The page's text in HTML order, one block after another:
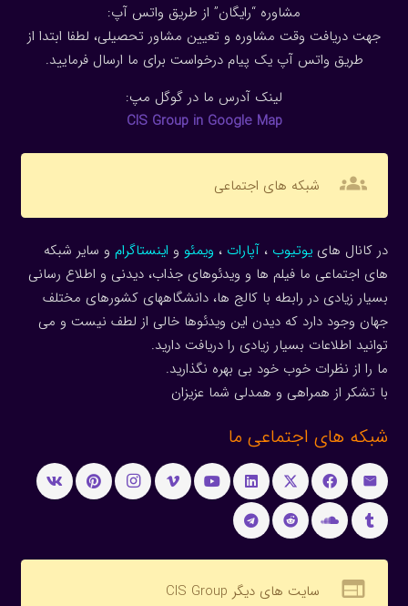
مشاوره “رایگان” از طریق واتس آپ:
جهت دریافت وقت مشاوره و تعیین مشاور تحصیلی، لطفا ابتدا از
طریق واتس آپ یک پیام درخواست برای ما ارسال فرمایید.
لینک آدرس ما در گوگل مپ:
CIS Group in Google Map
groups شبکه های اجتماعی
در کانال هاییوتیوب ، آپارات ، ویمئو و اینستاگرام و سایر شبکه
های اجتماعی ما فیلم ها و ویدئوهای جذاب، دیدنی و اطلاع رسانی
بسیار زیادی در رابطه با کالج ها، دانشگاههای کشورهای مختلف
جهان وجود دارد که دیدن این ویدئوها خالی از لطف نیست و می
توانید اطلاعات بسیار زیادی را دریافت دارید.
ما را از نظرات خوب خود بی بهره نگذارید.
با تشکر از همراهی و همدلی شما عزیزان
شبکه های اجتماعی ما
web سایت های دیگر CIS Group